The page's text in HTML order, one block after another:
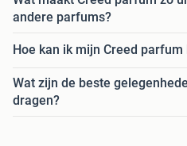
andere parfums?
Hoe kan ik mijn Creed
Wat zijn de beste
dragen?